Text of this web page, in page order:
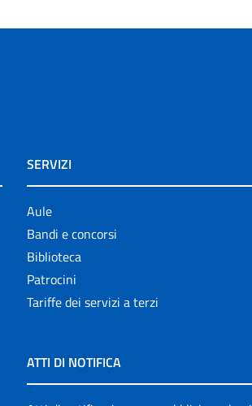
SERVIZI
Aule
Bandi e concorsi
Biblioteca
Patrocini
Tariffe dei servizi a terzi
ATTI DI NOTIFICA